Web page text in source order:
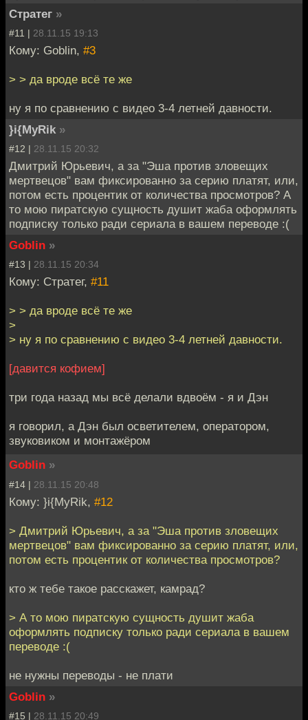
Стратег »
#11 | 28.11.15 19:13
Кому: Goblin, #3
> > да вроде всё те же
ну я по сравнению с видео 3-4 летней давности.
}i{MyRik »
#12 | 28.11.15 20:32
Дмитрий Юрьевич, а за "Эша против зловещих
мертвецов" вам фиксированно за серию платят, или,
потом есть процентик от количества просмотров? А
то мою пиратскую сущность душит жаба оформлять
подписку только ради сериала в вашем переводе :(
Goblin »
#13 | 28.11.15 20:34
Кому: Стратег, #11
> > да вроде всё те же
>
> ну я по сравнению с видео 3-4 летней давности.
[давится кофием]
три года назад мы всё делали вдвоём - я и Дэн
я говорил, а Дэн был осветителем, оператором,
звуковиком и монтажёром
Goblin »
#14 | 28.11.15 20:48
Кому: }i{MyRik, #12
> Дмитрий Юрьевич, а за "Эша против зловещих
мертвецов" вам фиксированно за серию платят, или,
потом есть процентик от количества просмотров?
кто ж тебе такое расскажет, камрад?
> А то мою пиратскую сущность душит жаба
оформлять подписку только ради сериала в вашем
переводе :(
не нужны переводы - не плати
Goblin »
#15 | 28.11.15 20:49